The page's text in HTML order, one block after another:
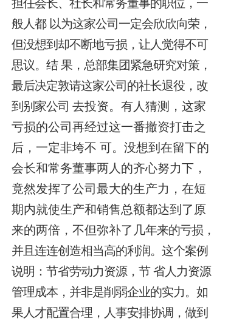
担任会长、社长和常务董事的职位，一
般人都 以为这家公司一定会欣欣向荣，
但没想到却不断地亏损，让人觉得不可
思议。结 果，总部集团紧急研究对策，
最后决定敦请这家公司的社长退役，改
到别家公司 去投资。有人猜测，这家
亏损的公司再经过这一番撤资打击之
后，一定非垮不 可。没想到在留下的
会长和常务董事两人的齐心努力下，
竟然发挥了公司最大的生产力，在短
期内就使生产和销售总额都达到了原
来的两倍，不但弥补了几年来的亏损，
并且连连创造相当高的利润。这个案例
说明：节省劳动力资源，节 省人力资源
管理成本，并非是削弱企业的实力。如
果人才配置合理，人事安排协调，做到